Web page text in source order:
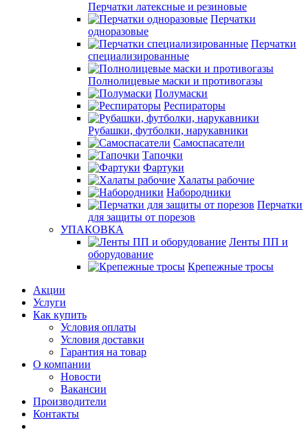
Перчатки латексные и резиновые
Перчатки
одноразовые
Перчатки
специализированные
Полнолицевые маски и противогазы
Полумаски
Респираторы
Рубашки, футболки, нарукавники
Самоспасатели
Тапочки
Фартуки
Халаты рабочие
Набородники
Перчатки
для защиты от порезов
УПАКОВКА
Ленты ПП и
оборудование
Крепежные тросы
Акции
Услуги
Как купить
Условия оплаты
Условия доставки
Гарантия на товар
О компании
Новости
Вакансии
Производители
Контакты